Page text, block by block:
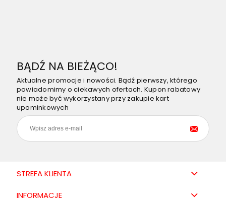
BĄDŹ NA BIEŻĄCO!
Aktualne promocje i nowości. Bądź pierwszy, którego
powiadomimy o ciekawych ofertach. Kupon rabatowy
nie może być wykorzystany przy zakupie kart
upominkowych
STREFA KLIENTA
INFORMACJE